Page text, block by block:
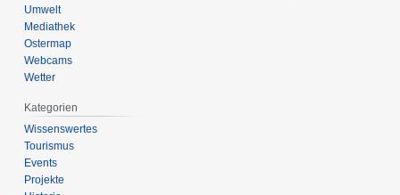
Umwelt
Mediathek
Ostermap
Webcams
Wetter
Kategorien
Wissenswertes
Tourismus
Events
Projekte